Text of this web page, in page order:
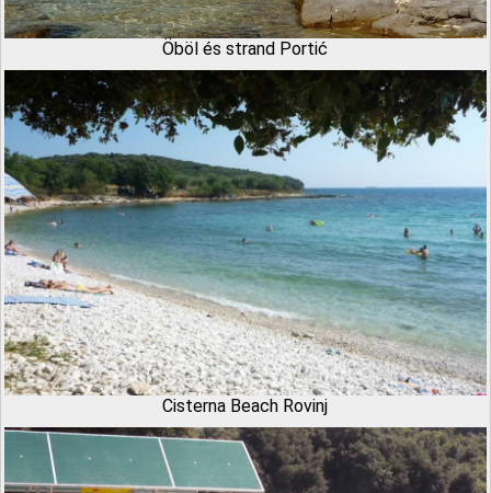
Öböl és strand Portić
Cisterna Beach Rovinj